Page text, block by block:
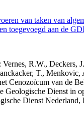
van taken van
toegevoegd aan de
Vernes, R.W.,
T., Menkovic,
Cenozoïcum van de
Geologische Dienst in
Dienst